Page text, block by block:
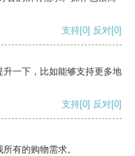
支持[0] 反对[0]
一下，比如能够支持更多地
支持[0] 反对[0]
有的购物需求。